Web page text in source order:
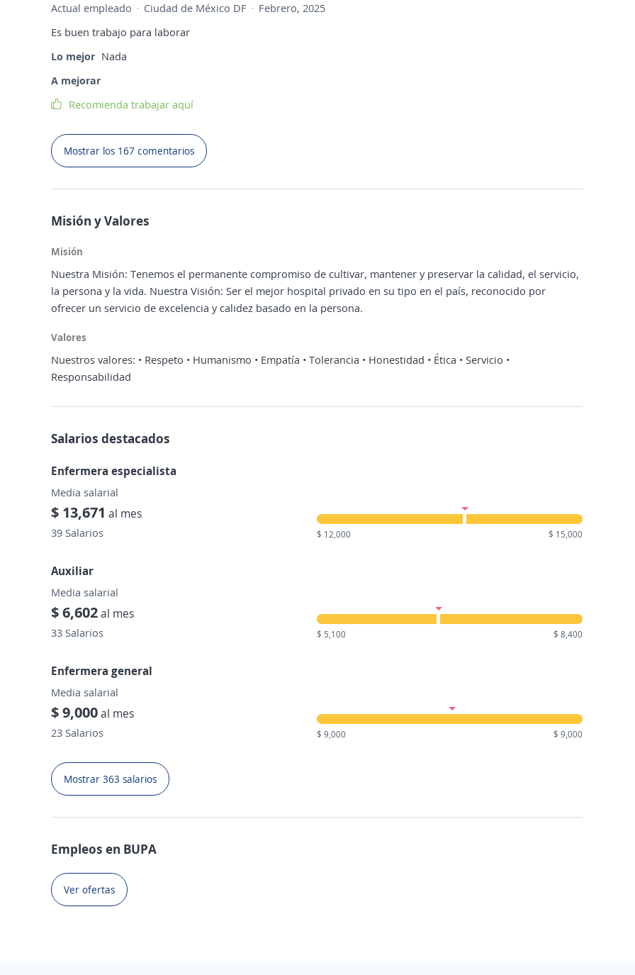
Actual empleado Ciudad de México DF
Febrero, 2025
Es buen trabajo para laborar
Lo mejor Nada
A mejorar
Recomienda trabajar aquí
Mostrar los 167 comentarios
Misión y Valores
Misión
Nuestra Misión: Tenemos el permanente compromiso de cultivar, mantener y preservar la calidad, el servicio,
la persona y la vida. Nuestra Visión: Ser el mejor hospital privado en su tipo en el país, reconocido por
ofrecer un servicio de excelencia y calidez basado en la persona.
Valores
Nuestros valores: • Respeto • Humanismo • Empatía • Tolerancia • Honestidad • Ética • Servicio •
Responsabilidad
Salarios destacados
Enfermera especialista
Media salarial
$ 13,671 al mes
39 Salarios $ 12,000 $ 15,000
Auxiliar
Media salarial
$ 6,602al mes
33 Salarios $ 5,100 $ 8,400
Enfermera general
Media salarial
$ 9,000al mes
23 Salarios $ 9,000 $ 9,000
Mostrar 363 salarios
Empleos en BUPA
Ver ofertas